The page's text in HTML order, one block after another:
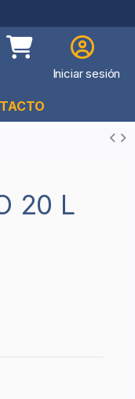
Iniciar sesión
20 L